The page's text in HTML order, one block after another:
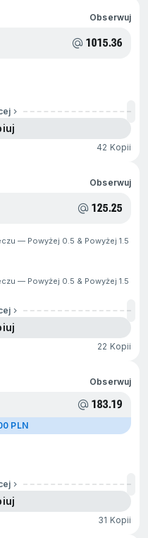
Obserwuj
1015.36
42 Kopii
Obserwuj
125.25
— Powyżej 0.5 & Powyżej 1.5
— Powyżej 0.5 & Powyżej 1.5
22 Kopii
Obserwuj
183.19
PLN
31 Kopii